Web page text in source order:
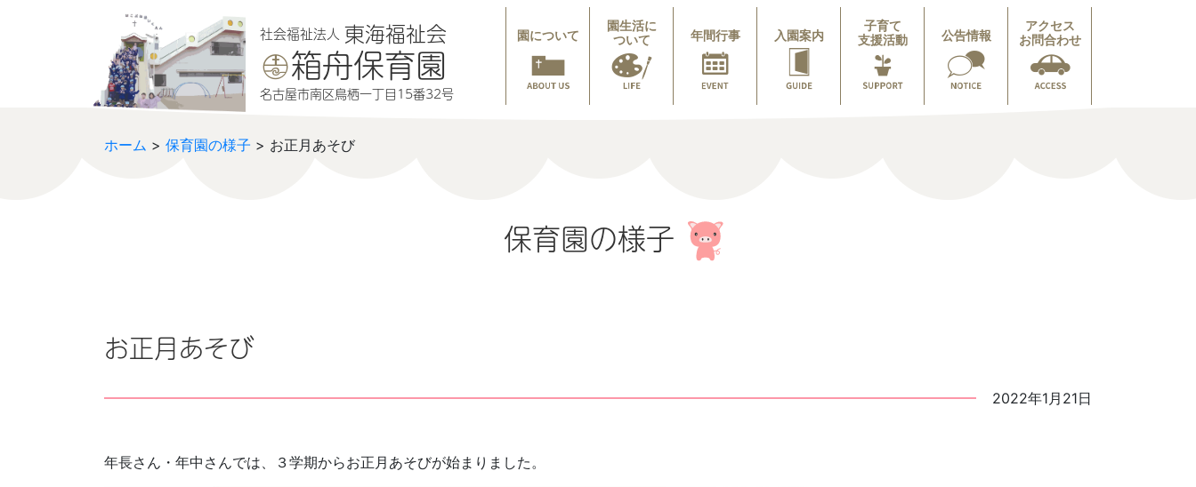
本文へジャンプする
メニューへジャンプする
社会福祉法人 東海福祉会
箱舟保育園
名古屋市南区鳥栖一丁目15番32号
園について
園生活に
ついて
年間行事 入園案内
子育て
支援活動
公告情報
アクセス
お問合わせ
ホーム > 保育園の様子 > お正月あそび
保育園の様子
お正月あそび
2022年1月21日
年長さん・年中さんでは、３学期からお正月あそびが始まりました。